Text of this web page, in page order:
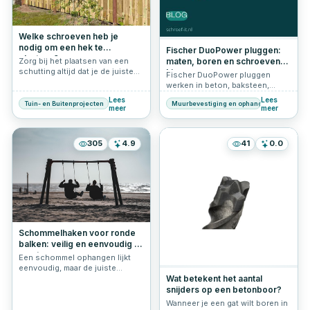
vragen rondom tellerkop
schroeven.
Welke schroeven heb je
nodig om een hek te
plaatsen?
Zorg bij het plaatsen van een
schutting altijd dat je de juiste
je gereed voor de zomer en kom
je de stormen ook door. Lees
hier alles over wat je nodig hebt
Tuin- en Buitenprojecten
Lees
meer
Fischer DuoPower pluggen:
maten, boren en schroeven
kiezen
Fischer DuoPower pluggen
werken in beton, baksteen,
gasbeton én gipsplaat. Lees
welke maat, boor en schroef je
nodig hebt voor een stevige
bevestiging.
Muurbevestiging en ophangen
Lees
meer
305 4.9
Schommelhaken voor ronde
balken: veilig en eenvoudig te
monteren
Een schommel ophangen lijkt
eenvoudig, maar de juiste
41 0.0
Wat betekent het aantal
snijders op een betonboor?
Wanneer je een gat wilt boren in